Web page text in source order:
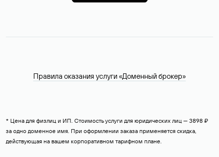
Правила оказания услуги «Доменный брокер»
* Цена для физлиц и ИП. Стоимость услуги для юридических лиц — 3898 ₽
за одно доменное имя. При оформлении заказа применяется скидка,
действующая на вашем корпоративном тарифном плане.